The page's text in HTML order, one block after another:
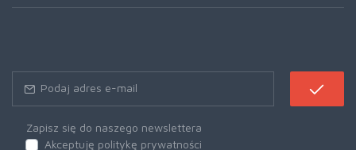
Zapisz się do naszego newslettera
Akceptuję politykę prywatności